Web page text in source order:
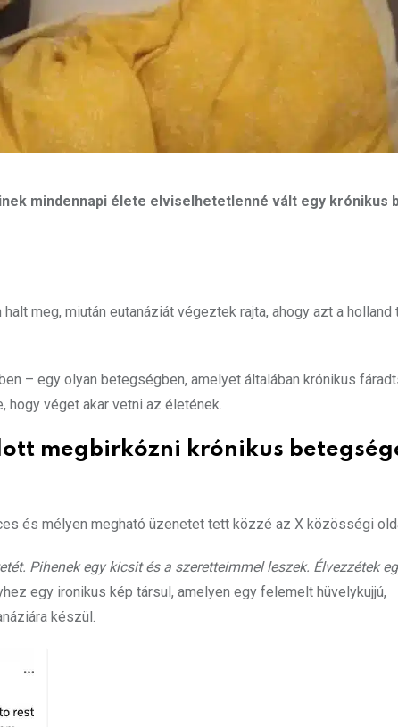
mindennapi élete elviselhetetlenné vált egy krónikus
meg, miután eutanáziát végeztek rajta, ahogy azt a holland
– egy olyan betegségben, amelyet általában krónikus
véget akar vetni az életének.
megbirkózni krónikus
és mélyen megható üzenetet tett közzé az X közösségi
Pihenek egy kicsit és a szeretteimmel leszek. Élvezzétek
egy ironikus kép társul, amelyen egy felemelt hüvelykujjú,
készül.